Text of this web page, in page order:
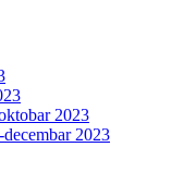
2023
2023